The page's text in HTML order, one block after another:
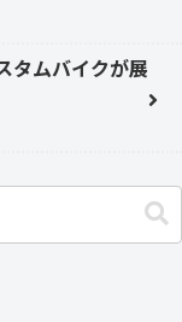
タムバイクが展